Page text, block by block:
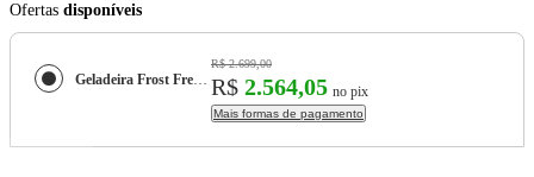
Ofertas disponíveis
Geladeira Frost Free Duplex 394L Inverter Midea MDRT533EVD012 220V
R$ 2.699,00
R$ 2.564,05 no pix
Mais formas de pagamento